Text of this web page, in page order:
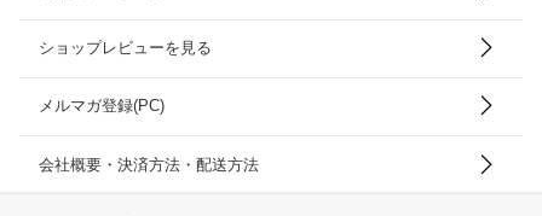
ショップレビューを見る
メルマガ登録(PC)
会社概要・決済方法・配送方法